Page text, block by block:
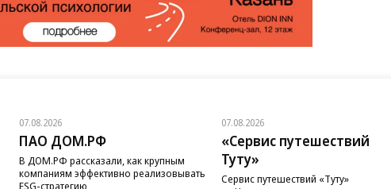
07.08.2026
ПАО ДОМ.РФ
В ДОМ.РФ рассказали, как крупным
компаниям эффективно реализовывать
ESG-стратегию
07.08.2026
«Сервис путешествий
Туту»
Сервис путешествий «Туту»